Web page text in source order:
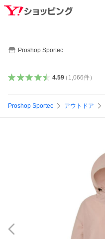
Proshop Sportec
4.59（ 1,066件）
Proshop Sportec アウトドア